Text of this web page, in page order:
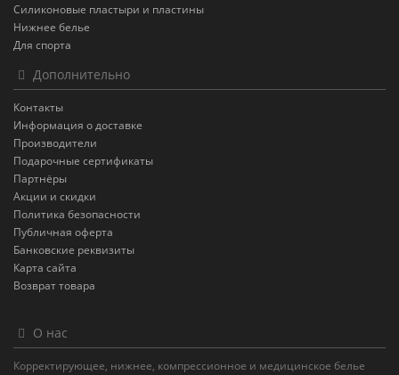
Силиконовые пластыри и пластины
Нижнее белье
Для спорта
Дополнительно
Контакты
Информация о доставке
Производители
Подарочные сертификаты
Партнёры
Акции и скидки
Политика безопасности
Публичная оферта
Банковские реквизиты
Карта сайта
Возврат товара
О нас
Корректирующее, нижнее, компрессионное и медицинское белье